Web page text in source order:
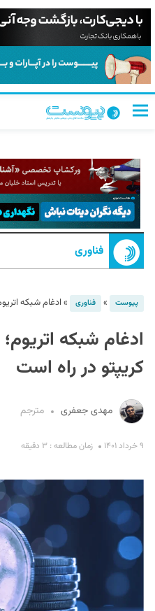
فناوری
پیوست » فناوری » ادغام شبکه
ادغام شبکه
کریپتو در راه است
مهدی جعفری مترجم
۹ خرداد ۱۴۰۱ زمان مطالعه : ۳ دقیقه